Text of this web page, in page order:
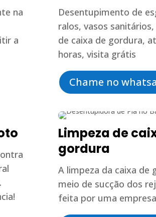
na
a
Desentupimento de
ralos, vasos
de caixa de gordura,
horas, visita grátis
Chame no
Limpeza de
gordura
A limpeza da caixa de
meio de sucção dos
feita por uma